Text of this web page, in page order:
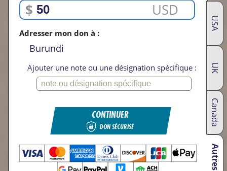
USA
UK
Canada
Autres
$ USD
Adresser mon don à :
Burundi
Ajouter une note ou une désignation spécifique :
CONTINUER
DON SÉCURISÉ